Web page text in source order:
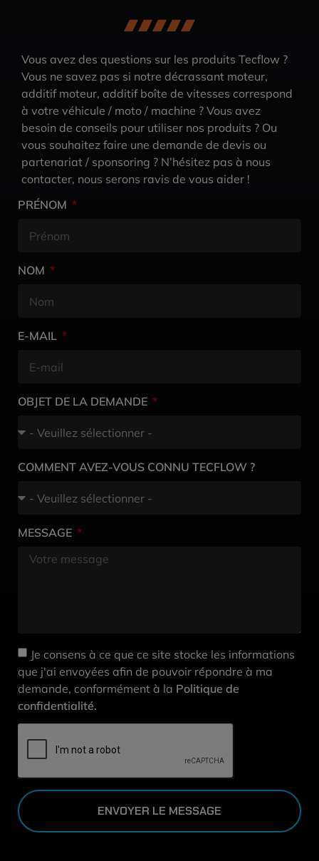
Vous avez des questions sur les produits Tecflow ?
Vous ne savez pas si notre décrassant moteur,
additif moteur, additif boîte de vitesses correspond
à votre véhicule / moto / machine ? Vous avez
besoin de conseils pour utiliser nos produits ? Ou
vous souhaitez faire une demande de devis ou
partenariat / sponsoring ? N’hésitez pas à nous
contacter, nous serons ravis de vous aider !
PRÉNOM
NOM
E-MAIL
OBJET DE LA DEMANDE
COMMENT AVEZ-VOUS CONNU TECFLOW ?
MESSAGE
Je consens à ce que ce site stocke les informations
que j'ai envoyées afin de pouvoir répondre à ma
demande, conformément à la Politique de
confidentialité.
ENVOYER LE MESSAGE